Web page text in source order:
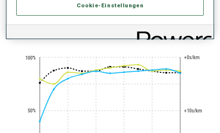
PERFORMANCE TREND
50%
100% +0s/km
+10s/km
Cookie-Einstellungen